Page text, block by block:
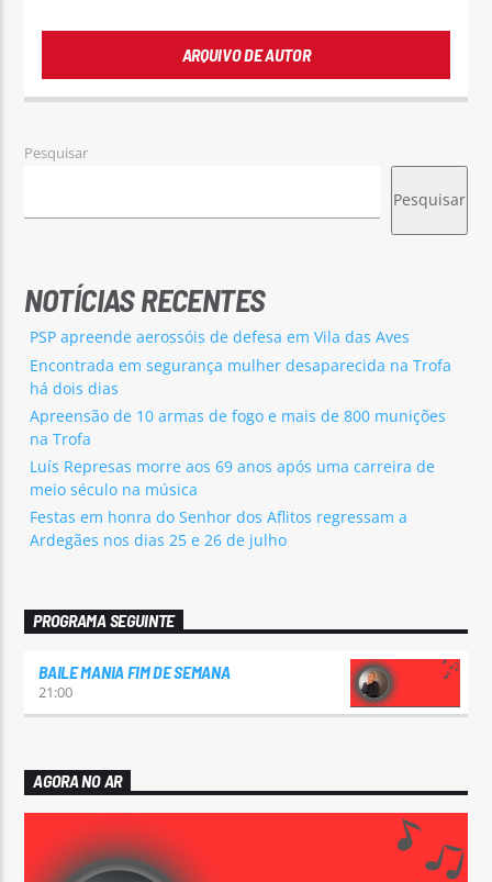
ARQUIVO DE AUTOR
Pesquisar
Pesquisar
NOTÍCIAS RECENTES
PSP apreende aerossóis de defesa em Vila das Aves
Encontrada em segurança mulher desaparecida na Trofa
há dois dias
Apreensão de 10 armas de fogo e mais de 800 munições
na Trofa
Luís Represas morre aos 69 anos após uma carreira de
meio século na música
Festas em honra do Senhor dos Aflitos regressam a
Ardegães nos dias 25 e 26 de julho
PROGRAMA SEGUINTE
BAILE MANIA FIM DE SEMANA
21:00
AGORA NO AR